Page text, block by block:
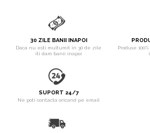
30 ZILE BANII INAPOI
Daca nu esti multumit in 30 de zile
iti dam banii inapoi
Produse
SUPORT 24/7
Ne poti contacta oricand pe email